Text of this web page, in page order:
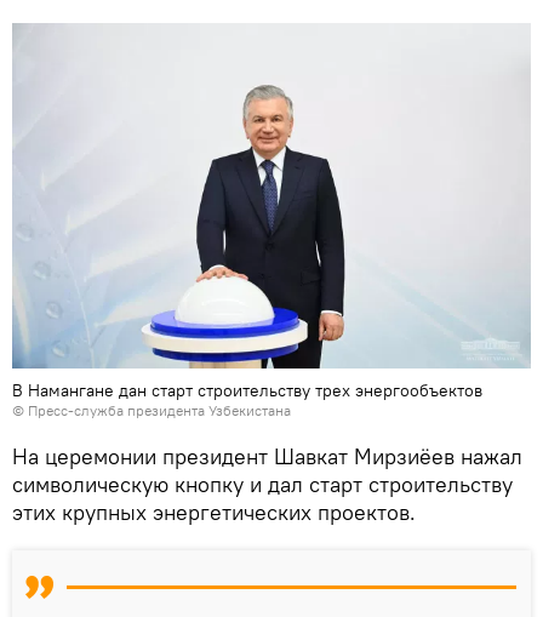
В Намангане дан старт строительству трех энергообъектов
© Пресс-служба президента Узбекистана
На церемонии президент Шавкат Мирзиёев нажал
символическую кнопку и дал старт строительству
этих крупных энергетических проектов.